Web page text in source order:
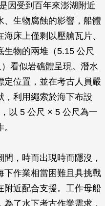
因受到百年來澎湖附近
、生物腐蝕的影響，船體
床上僅剩以壓艙瓦片、
物的兩堆（5.15 公尺
看似岩礁體呈現。潛水
定位置，並在考古人員嚴
，利用繩索於海下布設
以 5 公尺 × 5 公尺為一
，時而出現時而隱沒，
下作業相當困難且具挑戰
附近配合支援。工作母船
了水下考古作業需求，